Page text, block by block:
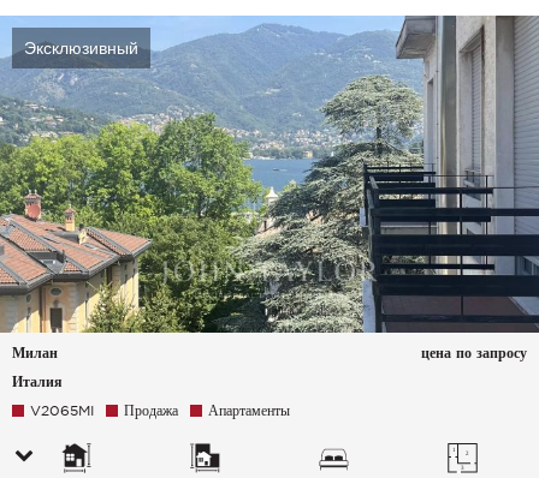
Эксклюзивный
Милан
Италия
цена по запросу
V2065MI Продажа Апартаменты